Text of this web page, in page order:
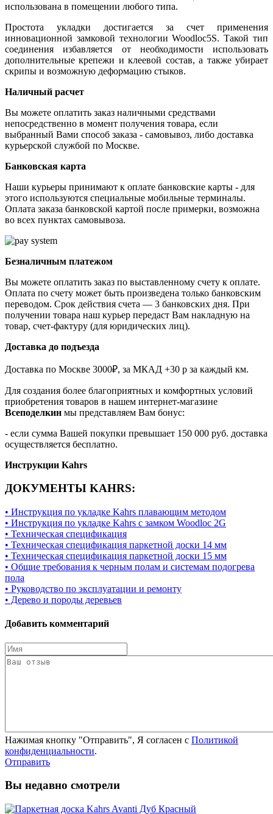
использована в помещении любого типа.
Простота укладки достигается за счет применения
инновационной замковой технологии Woodloc5S. Такой тип
соединения избавляется от необходимости использовать
дополнительные крепежи и клеевой состав, а также убирает
скрипы и возможную деформацию стыков.
Наличный расчет
Вы можете оплатить заказ наличными средствами
непосредственно в момент получения товара, если
выбранный Вами способ заказа - самовывоз, либо доставка
курьерской службой по Москве.
Банковская карта
Наши курьеры принимают к оплате банковские карты - для
этого используются специальные мобильные терминалы.
Оплата заказа банковской картой после примерки, возможна
во всех пунктах самовывоза.
Безналичным платежом
Вы можете оплатить заказ по выставленному счету к оплате.
Оплата по счету может быть произведена только банковским
переводом. Срок действия счета — 3 банковских дня. При
получении товара наш курьер передаст Вам накладную на
товар, счет-фактуру (для юридических лиц).
Доставка до подъезда
Доставка по Москве 3000₽, за МКАД +30 р за каждый км.
Для создания более благоприятных и комфортных условий
приобретения товаров в нашем интернет-магазине
Всеподелкин мы представляем Вам бонус:
- если сумма Вашей покупки превышает 150 000 руб. доставка
осуществляется бесплатно.
Инструкции Kahrs
ДОКУМЕНТЫ KAHRS:
• Инструкция по укладке Kahrs плавающим методом
• Инструкция по укладке Kahrs с замком Woodloc 2G
• Техническая спецификация
• Техническая спецификация паркетной доски 14 мм
• Техническая спецификация паркетной доски 15 мм
• Общие требования к черным полам и системам подогрева
пола
• Руководство по эксплуатации и ремонту
• Дерево и породы деревьев
Добавить комментарий
Нажимая кнопку "Отправить", Я согласен с Политикой
конфиденциальности.
Отправить
Вы недавно смотрели